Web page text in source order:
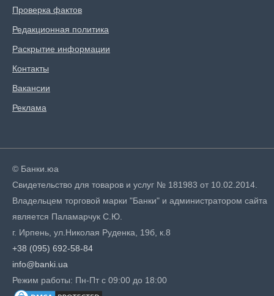
Проверка фактов
Редакционная политика
Раскрытие информации
Контакты
Вакансии
Реклама
© Банки.юа
Свидетельство для товаров и услуг № 181983 от 10.02.2014.
Владельцем торговой марки "Банки" и администратором сайта
является Паламарчук С.Ю.
г. Ирпень, ул.Николая Руденка, 19б, к.8
+38 (095) 692-58-84
info@banki.ua
Режим работы: Пн-Пт с 09:00 до 18:00